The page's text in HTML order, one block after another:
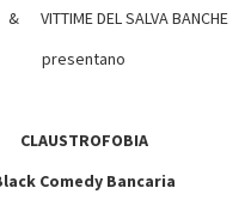
& VITTIME DEL SALVA BANCHE
presentano
CLAUSTROFOBIA
Comedy Bancaria